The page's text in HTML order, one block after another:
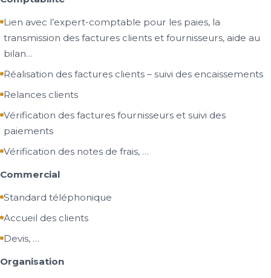
Lien avec l’expert-comptable pour les paies, la
transmission des factures clients et fournisseurs, aide au
bilan…
Réalisation des factures clients – suivi des encaissements
Relances clients
Vérification des factures fournisseurs et suivi des
paiements
Vérification des notes de frais, …
Commercial
Standard téléphonique
Accueil des clients
Devis, …
Organisation